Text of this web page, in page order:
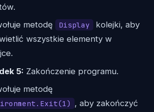
metodę
Display
kolejki, aby
wszystkie elementy w
5: Zakończenie programu.
metodę
, aby zakończyć